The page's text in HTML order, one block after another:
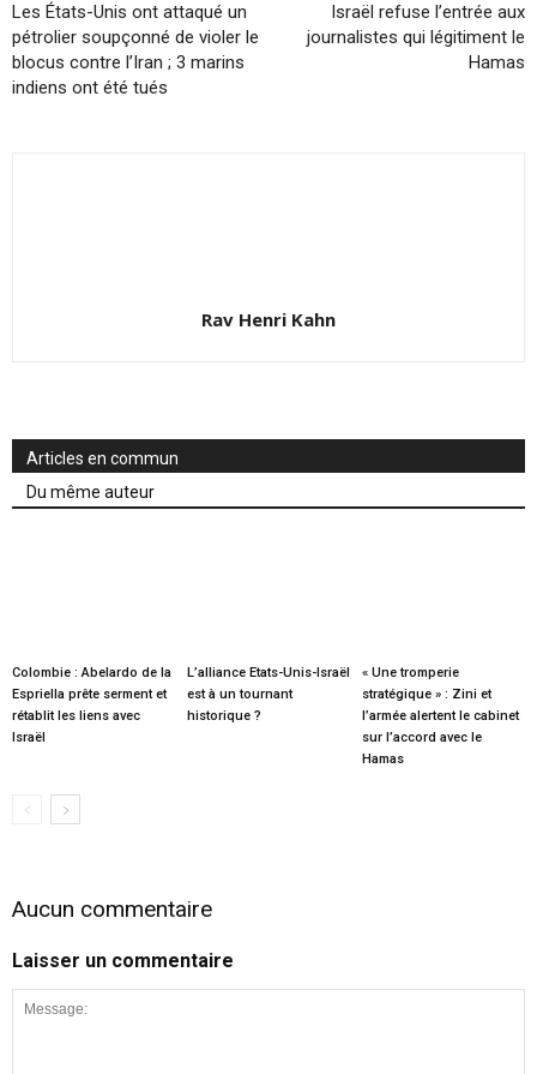
Les États-Unis ont attaqué un
pétrolier soupçonné de violer le
blocus contre l’Iran ; 3 marins
indiens ont été tués
Israël refuse l’entrée aux
journalistes qui légitiment le
Hamas
Rav Henri Kahn
Articles en commun
Du même auteur
Colombie : Abelardo de la
Espriella prête serment et
rétablit les liens avec
Israël
L’alliance Etats-Unis-Israël
est à un tournant
historique ?
« Une tromperie
stratégique » : Zini et
l’armée alertent le cabinet
sur l’accord avec le
Hamas
Aucun commentaire
Laisser un commentaire